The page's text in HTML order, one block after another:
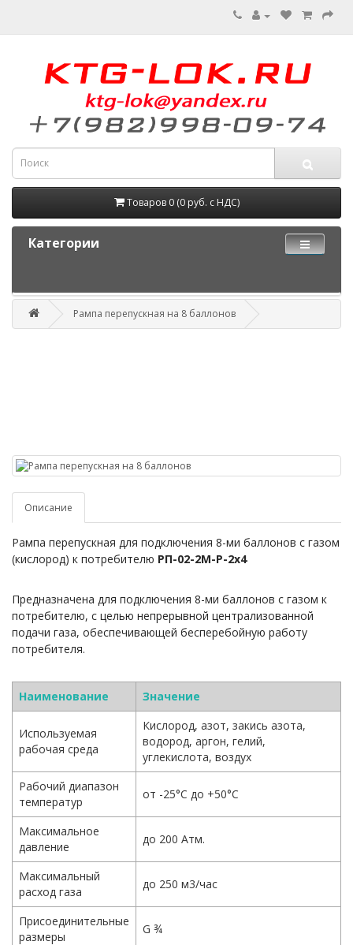
Товаров 0 (0 руб. с НДС)
Категории
Рампа перепускная на 8 баллонов
Описание
Рампа перепускная для подключения 8-ми баллонов с газом
(кислород) к потребителю РП-02-2М-Р-2х4
Предназначена для подключения 8-ми баллонов с газом к
потребителю, с целью непрерывной централизованной
подачи газа, обеспечивающей бесперебойную работу
потребителя.
Наименование Значение
Используемая
рабочая среда
Кислород, азот, закись азота,
водород, аргон, гелий,
углекислота, воздух
Рабочий диапазон
температур
от -25°С до +50°С
Максимальное
давление
до 200 Атм.
Максимальный
расход газа
до 250 м3/час
Присоединительные
размеры
G ¾